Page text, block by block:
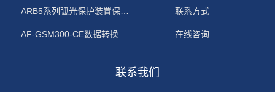
ARB5系列弧光保护装置保护功能原理
AF-GSM300-CE数据转换模块
联系方式
在线咨询
联系我们